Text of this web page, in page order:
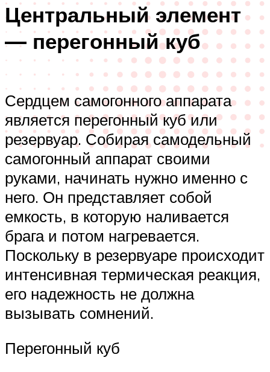
Центральный элемент
— перегонный куб
Сердцем самогонного аппарата
является перегонный куб или
резервуар. Собирая самодельный
самогонный аппарат своими
руками, начинать нужно именно с
него. Он представляет собой
емкость, в которую наливается
брага и потом нагревается.
Поскольку в резервуаре происходит
интенсивная термическая реакция,
его надежность не должна
вызывать сомнений.
Перегонный куб